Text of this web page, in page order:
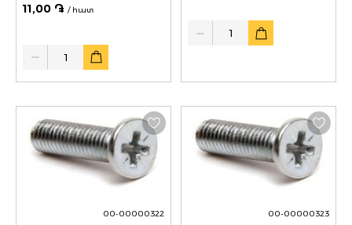
11,00 ֏ / հատ
Quantity
Quantity
00-00000322 00-00000323